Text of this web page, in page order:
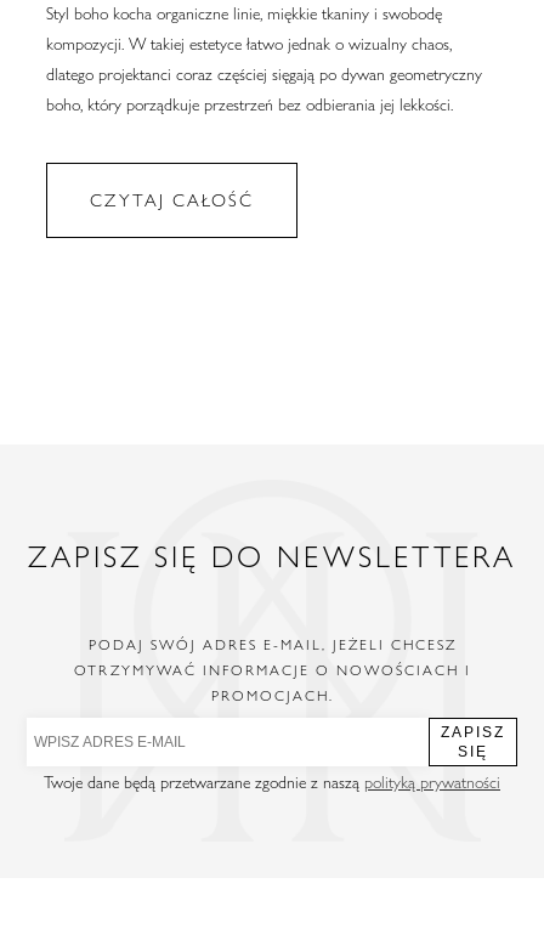
Styl boho kocha organiczne linie, miękkie tkaniny i swobodę
kompozycji. W takiej estetyce łatwo jednak o wizualny chaos,
dlatego projektanci coraz częściej sięgają po dywan geometryczny
boho, który porządkuje przestrzeń bez odbierania jej lekkości.
CZYTAJ CAŁOŚĆ
ZAPISZ SIĘ DO NEWSLETTERA
PODAJ SWÓJ ADRES E-MAIL, JEŻELI CHCESZ
OTRZYMYWAĆ INFORMACJE O NOWOŚCIACH I
PROMOCJACH.
ZAPISZ
SIĘ
Twoje dane będą przetwarzane zgodnie z naszą polityką prywatności